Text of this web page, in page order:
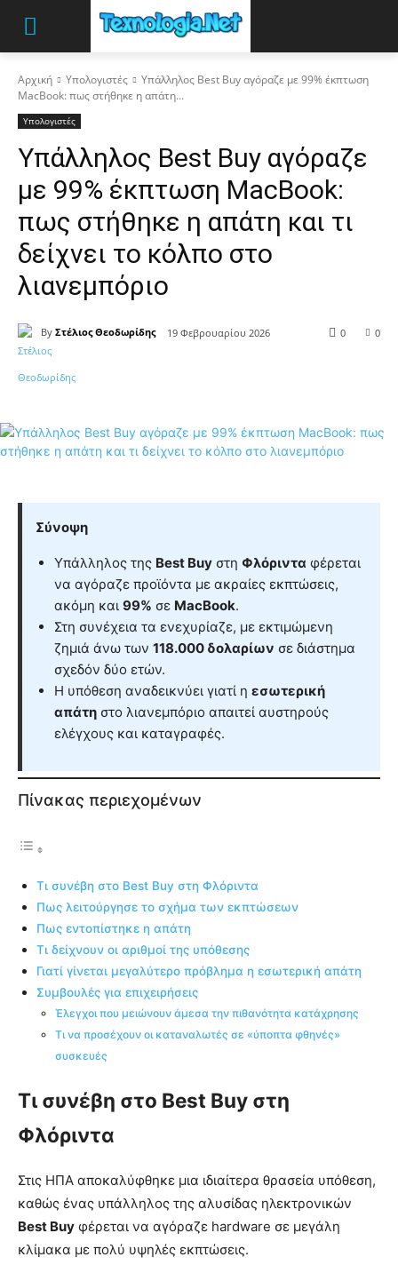
Αρχική Υπολογιστές
Υπάλληλος Best Buy αγόραζε με 99% έκπτωση
MacBook: πως στήθηκε η απάτη...
Υπολογιστές
Υπάλληλος Best Buy αγόραζε
με 99% έκπτωση MacBook:
πως στήθηκε η απάτη και τι
δείχνει το κόλπο στο
λιανεμπόριο
By Στέλιος Θεοδωρίδης 19 Φεβρουαρίου 2026 0
0
Σύνοψη
Υπάλληλος της Best Buy στη Φλόριντα φέρεται
να αγόραζε προϊόντα με ακραίες εκπτώσεις,
ακόμη και 99% σε MacBook.
Στη συνέχεια τα ενεχυρίαζε, με εκτιμώμενη
ζημιά άνω των 118.000 δολαρίων σε διάστημα
σχεδόν δύο ετών.
Η υπόθεση αναδεικνύει γιατί η εσωτερική
απάτη στο λιανεμπόριο απαιτεί αυστηρούς
ελέγχους και καταγραφές.
Πίνακας περιεχομένων
Τι συνέβη στο Best Buy στη Φλόριντα
Πως λειτούργησε το σχήμα των εκπτώσεων
Πως εντοπίστηκε η απάτη
Τι δείχνουν οι αριθμοί της υπόθεσης
Γιατί γίνεται μεγαλύτερο πρόβλημα η εσωτερική απάτη
Συμβουλές για επιχειρήσεις
Έλεγχοι που μειώνουν άμεσα την πιθανότητα κατάχρησης
Τι να προσέχουν οι καταναλωτές σε «ύποπτα φθηνές»
συσκευές
Τι συνέβη στο Best Buy στη
Φλόριντα
Στις ΗΠΑ αποκαλύφθηκε μια ιδιαίτερα θρασεία υπόθεση,
καθώς ένας υπάλληλος της αλυσίδας ηλεκτρονικών
Best Buy φέρεται να αγόραζε hardware σε μεγάλη
κλίμακα με πολύ υψηλές εκπτώσεις.